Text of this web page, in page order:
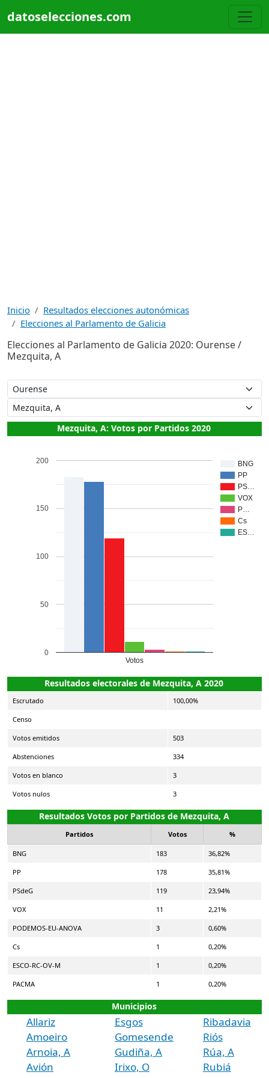
datoselecciones.com
Inicio
Resultados elecciones autonómicas
Elecciones al Parlamento de Galicia
Elecciones al Parlamento de Galicia 2020: Ourense /
Mezquita, A
Mezquita, A: Votos por Partidos 2020
BNG
PP
PS…
VOX
P…
Cs
ES…
Votos
0
50
100
150
200
Resultados electorales de Mezquita, A 2020
Escrutado 100,00%
Censo
Votos emitidos 503
Abstenciones 334
Votos en blanco 3
Votos nulos 3
Resultados Votos por Partidos de Mezquita, A
Partidos Votos %
BNG 183 36,82%
PP 178 35,81%
PSdeG 119 23,94%
VOX 11 2,21%
PODEMOS-EU-ANOVA 3 0,60%
Cs 1 0,20%
ESCO-RC-OV-M 1 0,20%
PACMA 1 0,20%
Municipios
Allariz
Amoeiro
Arnoia, A
Avión
Esgos
Gomesende
Gudiña, A
Irixo, O
Ribadavia
Riós
Rúa, A
Rubiá